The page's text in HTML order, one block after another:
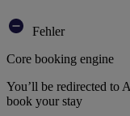
Fehler
Core booking engine
You’ll be redirected to
book your stay